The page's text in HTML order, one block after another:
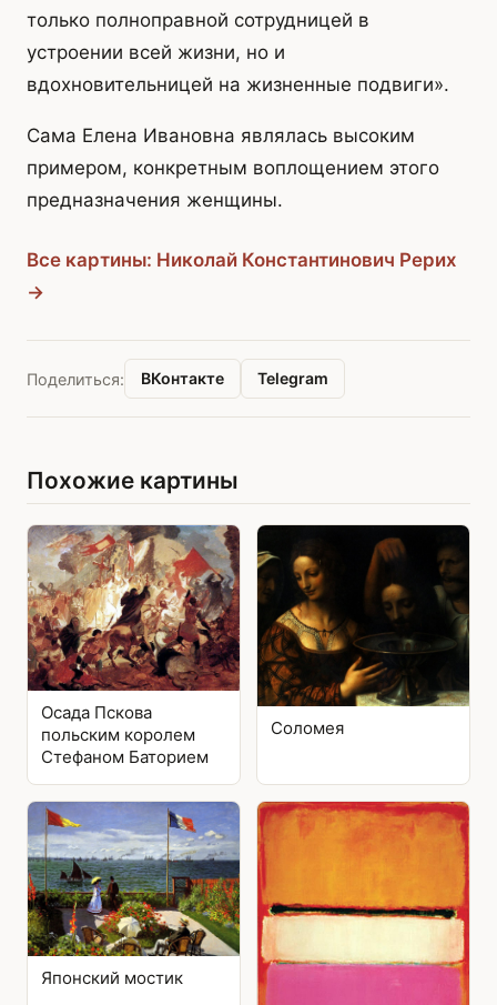
только полноправной сотрудницей в
устроении всей жизни, но и
вдохновительницей на жизненные подвиги».
Сама Елена Ивановна являлась высоким
примером, конкретным воплощением этого
предназначения женщины.
Все картины: Николай Константинович Рерих
→
Поделиться: ВКонтакте Telegram
Похожие картины
Осада Пскова
польским королем
Стефаном Баторием
Соломея
Японский мостик